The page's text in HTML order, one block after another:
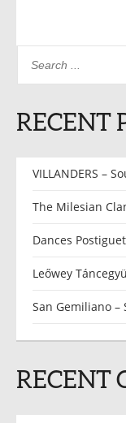
RECENT
VILLANDERS –
The Milesian
Dances
Leőwey
San Gemiliano –
RECENT